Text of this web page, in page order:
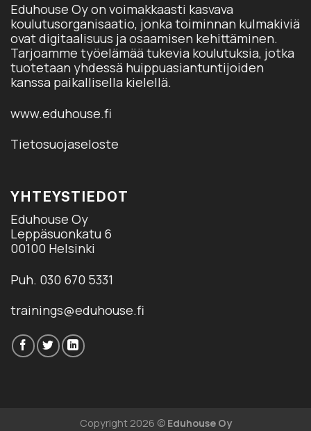
Eduhouse Oy on voimakkaasti kasvava
koulutusorganisaatio, jonka toiminnan kulmakiviä
ovat digitaalisuus ja osaamisen kehittäminen.
Tarjoamme työelämää tukevia koulutuksia, jotka
tuotetaan yhdessä huippuasiantuntijoiden
kanssa paikallisella kielellä.
www.eduhouse.fi
Tietosuojaseloste
YHTEYSTIEDOT
Eduhouse Oy
Leppäsuonkatu 6
00100 Helsinki
Puh. 030 670 5331
trainings@eduhouse.fi
Copyright 2026 © Eduhouse Oy